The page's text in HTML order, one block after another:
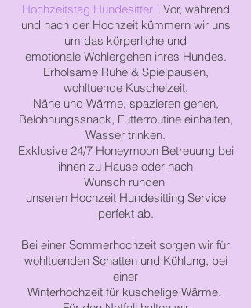
Hochzeitstag Hundesitter ! Vor, während
und nach der Hochzeit kümmern wir uns
um das körperliche und
emotionale Wohlergehen ihres Hundes.
Erholsame Ruhe & Spielpausen,
wohltuende Kuschelzeit,
Nähe und Wärme, spazieren gehen,
Belohnungssnack, Futterroutine einhalten,
Wasser trinken.
Exklusive 24/7 Honeymoon Betreuung bei
ihnen zu Hause oder nach
Wunsch runden
unseren Hochzeit Hundesitting Service
perfekt ab.
Bei einer Sommerhochzeit sorgen wir für
wohltuenden Schatten und Kühlung, bei
einer
Winterhochzeit für kuschelige Wärme.